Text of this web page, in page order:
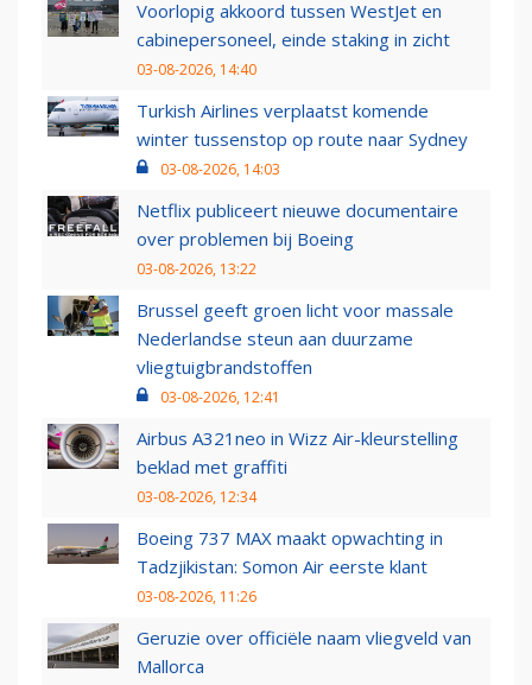
Voorlopig akkoord tussen WestJet en
cabinepersoneel, einde staking in zicht
03-08-2026, 14:40
Turkish Airlines verplaatst komende
winter tussenstop op route naar Sydney
03-08-2026, 14:03
Netflix publiceert nieuwe documentaire
over problemen bij Boeing
03-08-2026, 13:22
Brussel geeft groen licht voor massale
Nederlandse steun aan duurzame
vliegtuigbrandstoffen
03-08-2026, 12:41
Airbus A321neo in Wizz Air-kleurstelling
beklad met graffiti
03-08-2026, 12:34
Boeing 737 MAX maakt opwachting in
Tadzjikistan: Somon Air eerste klant
03-08-2026, 11:26
Geruzie over officiële naam vliegveld van
Mallorca